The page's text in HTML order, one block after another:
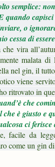
semplice:
quando
o
cessa di
vira
malata
nel gin, il
viene
ritrovato in
che
che è giusto e
ci
facile da
come un gin